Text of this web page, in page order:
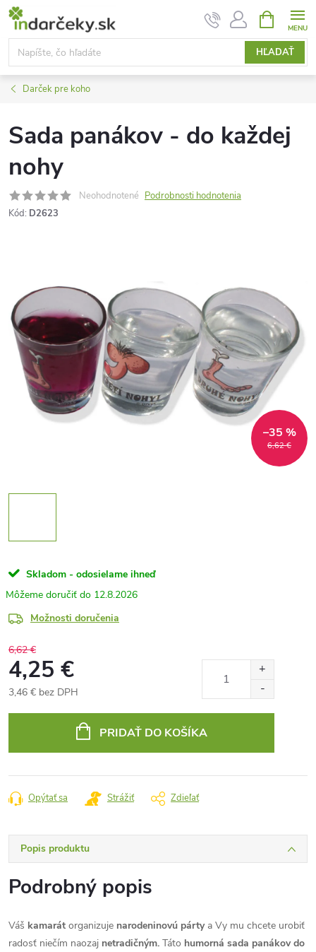
Prejsť
obsah
HĽADAŤ
KOŠÍK
Darček pre koho
Sada panákov - do každej
nohy
Neohodnotené Podrobnosti hodnotenia
Kód: D2623
6,62 €
–35 %
Skladom - odosielame ihneď
12.8.2026
Možnosti doručenia
6,62 €
4,25 €
3,46 € bez DPH
PRIDAŤ DO KOŠÍKA
Opýtať sa Strážiť Zdieľať
Popis produktu
Podrobný popis
Váš kamarát organizuje narodeninovú pártya Vy mu chcete urobiť
radosť niečím naozaj netradičným. Táto humorná sada panákov do